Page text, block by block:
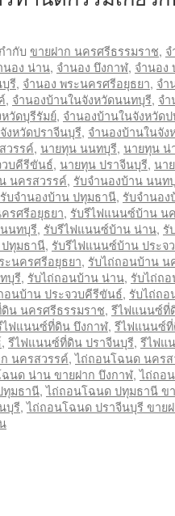
ำกับ ขายฝาก นครศรีธรรมราช,
นอง น่าน, จำนอง บึงกาฬ, จำนอง
รี, จำนอง พระนครศรีอยุธยา, จำ
, จำนองบ้านในจังหวัดนนทบุรี, จ
วัดบุรีรัมย์, จำนองบ้านในจังหวัด
งหวัดปราจีนบุรี, จำนองบ้านในจั
วรรค์, นายทุน นนทบุรี, นายทุน น่
บคีรีขันธ์, นายทุน ปราจีนบุรี, นา
นครสวรรค์, รับจำนองบ้าน นนท
รับจำนองบ้าน ปทุมธานี, รับจำนอ
รศรีอยุธยา, รับรีไฟแนนซ์บ้าน น
นทบุรี, รับรีไฟแนนซ์บ้าน น่าน, รั
ทุมธานี, รับรีไฟแนนซ์บ้าน ประจ
นครศรีอยุธยา, รับไถ่ถอนบ้าน น
บุรี, รับไถ่ถอนบ้าน น่าน, รับไถ่ถ
อนบ้าน ประจวบคีรีขันธ์, รับไถ่ถ
น นครศรีธรรมราช, รีไฟแนนซ์ที่
ไฟแนนซ์ที่ดิน บึงกาฬ, รีไฟแนนซ์
, รีไฟแนนซ์ที่ดิน ปราจีนบุรี, รีไฟแ
นครสวรรค์,ไถ่ถอนโฉนด นคร
นด น่าน ขายฝาก บึงกาฬ,ไถ่ถอ
ทุมธานี,ไถ่ถอนโฉนด ปทุมธานี ข
บุรี,ไถ่ถอนโฉนด ปราจีนบุรี ขาย